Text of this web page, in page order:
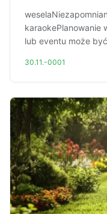
karaokePlanowanie
lub eventu może
30.11.-0001